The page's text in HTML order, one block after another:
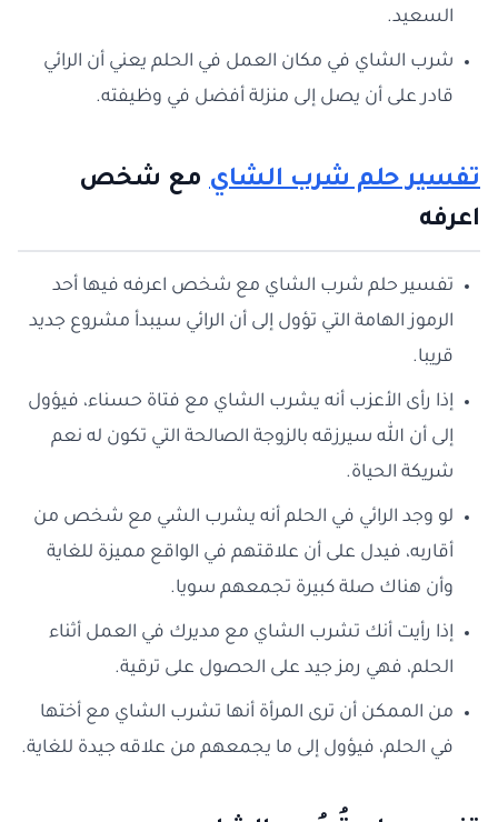
السعيد.
شرب الشاي في مكان العمل في الحلم يعني أن الرائي
قادر على أن يصل إلى منزلة أفضل في وظيفته.
تفسير حلم شرب الشاي مع شخص
اعرفه
تفسير حلم شرب الشاي مع شخص اعرفه فيها أحد
الرموز الهامة التي تؤول إلى أن الرائي سيبدأ مشروع جديد
قريبا.
إذا رأى الأعزب أنه يشرب الشاي مع فتاة حسناء، فيؤول
إلى أن الله سيرزقه بالزوجة الصالحة التي تكون له نعم
شريكة الحياة.
لو وجد الرائي في الحلم أنه يشرب الشي مع شخص من
أقاربه، فيدل على أن علاقتهم في الواقع مميزة للغاية
وأن هناك صلة كبيرة تجمعهم سويا.
إذا رأيت أنك تشرب الشاي مع مديرك في العمل أثناء
الحلم، فهي رمز جيد على الحصول على ترقية.
من الممكن أن ترى المرأة أنها تشرب الشاي مع أختها
في الحلم، فيؤول إلى ما يجمعهم من علاقه جيدة للغاية.